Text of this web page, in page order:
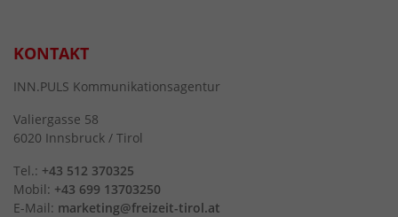
KONTAKT
INN.PULS Kommunikationsagentur
Valiergasse 58
6020 Innsbruck / Tirol
Tel.: +43 512 370325
Mobil: +43 699 13703250
E-Mail: marketing@freizeit-tirol.at